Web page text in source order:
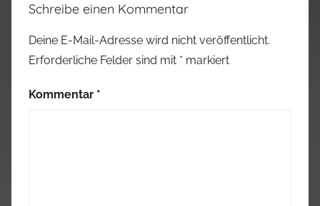
Schreibe einen Kommentar
Deine E-Mail-Adresse wird nicht veröffentlicht.
Erforderliche Felder sind mit * markiert
Kommentar *